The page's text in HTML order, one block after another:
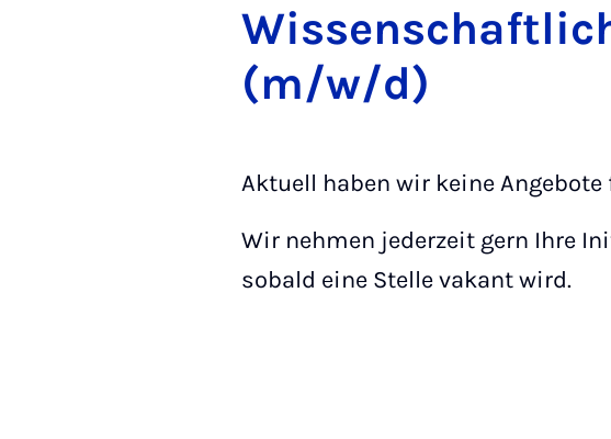
(m/w/d)
Aktuell haben wir keine
Wir nehmen jederzeit gern Ihre
sobald eine Stelle vakant wird.